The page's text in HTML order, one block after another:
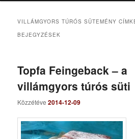
elsődleges
tartalomra
másodlagos
tartalomra
VILLÁMGYORS TÚRÓS SÜTEMÉNY
BEJEGYZÉSEK
Topfa Feingeback – a
villámgyors túrós süti
Közzétéve2014-12-09